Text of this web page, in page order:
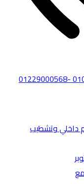
داخلي وتشطيب